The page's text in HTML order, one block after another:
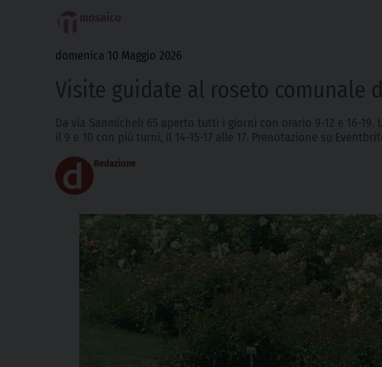
domenica 10 Maggio 2026
Visite guidate al roseto comunale
Da via Sanmicheli 65 aperto tutti i giorni con orario 9-12 e 16-19.
il 9 e 10 con più turni, il 14-15-17 alle 17. Prenotazione su
Redazione